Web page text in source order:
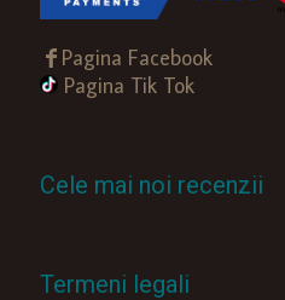
Pagina Facebook
Pagina Tik Tok
Cele mai noi recenzii
Termeni legali